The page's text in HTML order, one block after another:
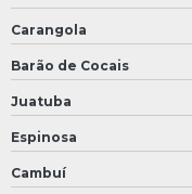
Carangola
Barão de Cocais
Juatuba
Espinosa
Cambuí